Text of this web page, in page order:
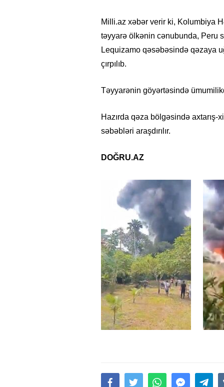
Milli.az xəbər verir ki, Kolumbiya
təyyarə ölkənin cənubunda, Peru
Lequizamo qəsəbəsində qəzaya
çırpılıb.
Təyyarənin göyərtəsində
Hazırda qəza bölgəsində
səbəbləri araşdırılır.
DOĞRU.AZ